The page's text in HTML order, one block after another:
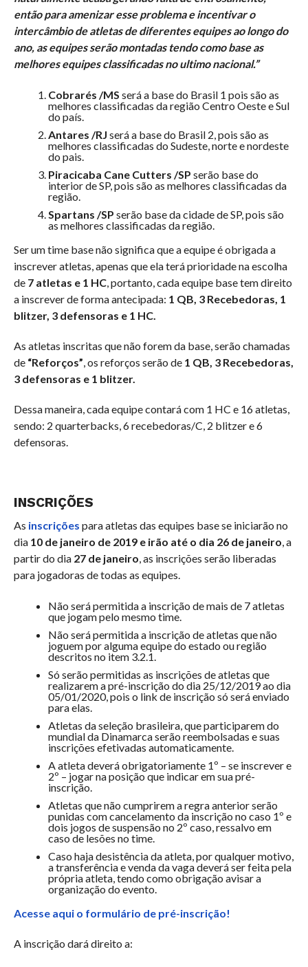
então para amenizar esse problema e incentivar o
intercâmbio de atletas de diferentes equipes ao longo do
ano, as equipes serão montadas tendo como base as
melhores equipes classificadas no ultimo nacional.”
Cobrarés /MS será a base do Brasil 1 pois são as
melhores classificadas da região Centro Oeste e Sul
do país.
Antares /RJ será a base do Brasil 2, pois são as
melhores classificadas do Sudeste, norte e nordeste
do pais.
Piracicaba Cane Cutters /SP serão base do
interior de SP, pois são as melhores classificadas da
região.
Spartans /SP serão base da cidade de SP, pois são
as melhores classificadas da região.
Ser um time base não significa que a equipe é obrigada a
inscrever atletas, apenas que ela terá prioridade na escolha
de 7 atletas e 1 HC, portanto, cada equipe base tem direito
a inscrever de forma antecipada: 1 QB, 3 Recebedoras, 1
blitzer, 3 defensoras e 1 HC.
As atletas inscritas que não forem da base, serão chamadas
de “Reforços”, os reforços serão de 1 QB, 3 Recebedoras,
3 defensoras e 1 blitzer.
Dessa maneira, cada equipe contará com 1 HC e 16 atletas,
sendo: 2 quarterbacks, 6 recebedoras/C, 2 blitzer e 6
defensoras.
INSCRIÇÕES
As inscrições para atletas das equipes base se iniciarão no
dia 10 de janeiro de 2019 e irão até o dia 26 de janeiro, a
partir do dia 27 de janeiro, as inscrições serão liberadas
para jogadoras de todas as equipes.
Não será permitida a inscrição de mais de 7 atletas
que jogam pelo mesmo time.
Não será permitida a inscrição de atletas que não
joguem por alguma equipe do estado ou região
descritos no item 3.2.1.
Só serão permitidas as inscrições de atletas que
realizarem a pré-inscrição do dia 25/12/2019 ao dia
05/01/2020, pois o link de inscrição só será enviado
para elas.
Atletas da seleção brasileira, que participarem do
mundial da Dinamarca serão reembolsadas e suas
inscrições efetivadas automaticamente.
A atleta deverá obrigatoriamente 1º – se inscrever e
2º – jogar na posição que indicar em sua pré-
inscrição.
Atletas que não cumprirem a regra anterior serão
punidas com cancelamento da inscrição no caso 1º e
dois jogos de suspensão no 2º caso, ressalvo em
caso de lesões no time.
Caso haja desistência da atleta, por qualquer motivo,
a transferência e venda da vaga deverá ser feita pela
própria atleta, tendo como obrigação avisar a
organização do evento.
Acesse aqui o formulário de pré-inscrição!
A inscrição dará direito a: